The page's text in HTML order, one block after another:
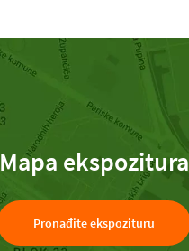
Mapa ekspozitura
Pronađite ekspozituru